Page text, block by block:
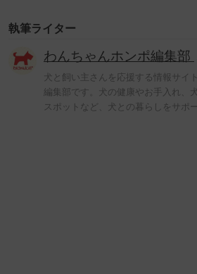
執筆ライター
わんちゃんホンポ編集部
犬と飼い主さんを応援する情報サイ
編集部です。犬の健康やお手入れ、
スポットなど、犬との暮らしをサポ